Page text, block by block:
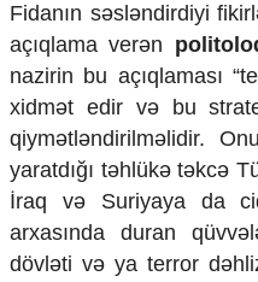
İqtisadi xəbərlər
Energetika
Neft-qaz
Əmək və sosial siyasət
Kənd təsərrüfatı
Hərbi sənaye
Telekommunikasiya
COP29
Cəmiyyət
Fidanın səsləndirdiyi
açıqlama verən
nazirin bu açıqlaması
xidmət edir və bu
qiymətləndirilməlidir.
yaratdığı təhlükə təkcə
İraq və Suriyaya da
arxasında duran
dövləti və ya terror